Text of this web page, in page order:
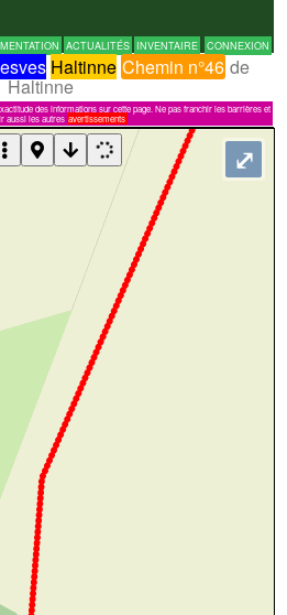
ACTUALITÉS INVENTAIRE CONNEXION
Haltinne Chemin n°46 de
Haltinne
des informations sur cette page. Ne pas franchir les barrières et
aussi les autres avertissements
⤢